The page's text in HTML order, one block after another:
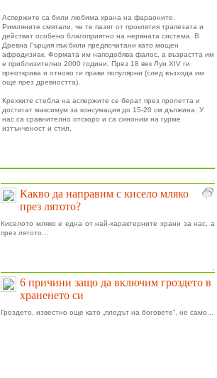
Аспержите са били любима храна на фараоните.
Римляните смятали, че те пазят от проклятия трапезата и
действат особено благоприятно на нервната система. В
Древна Гърция пък били предпочитани като мощен
афродизиак. Формата им наподобява фалос, а възрастта им
е приблизително 2000 години. През 18 век Луи XIV ги
преоткрива и отново ги прави популярни (след възхода им
още през древността).
Крехките стебла на аспержите се берат през пролетта и
достигат максимум за консумация до 15-20 см дължина. У
нас са сравнително отскоро и са синоним на гурме
изтънченост и стил.
Какво да направим с кисело мляко
през лятото?
Киселото мляко е една от най-характерните храни за нас, а
през лятото...
6 причини защо да включим гроздето в
храненето си
Гроздето, известно още като „плодът на боговете“, не само...